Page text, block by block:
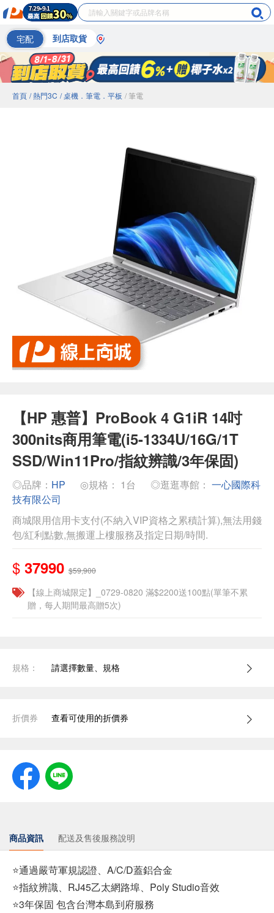
宅配 到店取貨
首頁 / 熱門3C / 桌機．筆電．平板 / 筆電
【HP 惠普】ProBook 4 G1iR 14吋
300nits商用筆電(i5-1334U/16G/1T
SSD/Win11Pro/指紋辨識/3年保固)
◎品牌： HP ◎規格： 1台 ◎逛逛專館： 一心國際科
技有限公司
商城限用信用卡支付(不納入VIP資格之累積計算),無法用錢
包/紅利點數,無搬運上樓服務及指定日期/時間.
$ 37990 $59,900
【線上商城限定】_0729-0820 滿$2200送100點(單筆不累
贈，每人期間最高贈5次)
規格： 請選擇數量、規格
折價券 查看可使用的折價券
商品資訊 配送及售後服務說明
⭐通過嚴苛軍規認證、A/C/D蓋鋁合金
⭐指紋辨識、RJ45乙太網路埠、Poly Studio音效
⭐3年保固 包含台灣本島到府服務